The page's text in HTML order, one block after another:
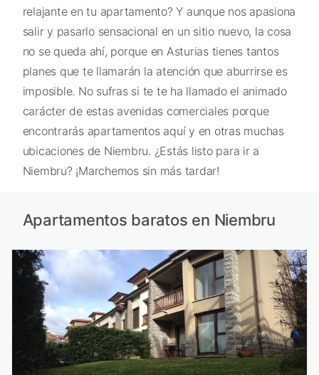
relajante en tu apartamento? Y aunque nos apasiona
salir y pasarlo sensacional en un sitio nuevo, la cosa
no se queda ahí, porque en Asturias tienes tantos
planes que te llamarán la atención que aburrirse es
imposible. No sufras si te te ha llamado el animado
carácter de estas avenidas comerciales porque
encontrarás apartamentos aquí y en otras muchas
ubicaciones de Niembru. ¿Estás listo para ir a
Niembru? ¡Marchemos sin más tardar!
Apartamentos baratos en Niembru